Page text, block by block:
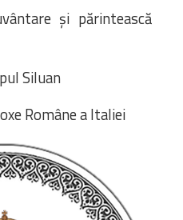
și părintească
Siluan
Române a Italiei